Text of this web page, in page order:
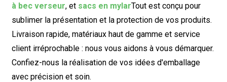
à bec verseur, et sacs en mylarTout est conçu pour
sublimer la présentation et la protection de vos produits.
Livraison rapide, matériaux haut de gamme et service
client irréprochable : nous vous aidons à vous démarquer.
Confiez-nous la réalisation de vos idées d'emballage
avec précision et soin.